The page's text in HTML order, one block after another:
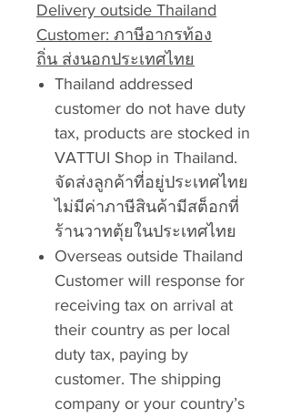
Delivery outside Thailand
Customer: ภาษีอากรท้อง
ถิ่น ส่งนอกประเทศไทย
Thailand addressed
customer do not have duty
tax, products are stocked in
VATTUI Shop in Thailand.
จัดส่งลูกค้าที่อยู่ประเทศไทย
ไม่มีค่าภาษีสินค้ามีสต็อกที่
ร้านวาทตุ้ยในประเทศไทย
Overseas outside Thailand
Customer will response for
receiving tax on arrival at
their country as per local
duty tax, paying by
customer. The shipping
company or your country’s